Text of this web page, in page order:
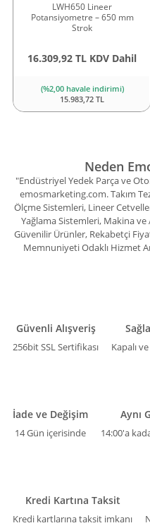
LWH650 Lineer
Potansiyometre – 650 mm
Strok
16.309,92 TL KDV Dahil
(%2,00 havale indirimi)
15.983,72 TL
Neden
"Endüstriyel Yedek Parça ve
emosmarketing.com. Takım
Ölçme Sistemleri, Lineer
Yağlama Sistemleri, Makina ve
Güvenilir Ürünler, Rekabetçi
Memnuniyeti Odaklı Hizmet
Güvenli Alışveriş
256bit SSL Sertifikası Kapalı
İade ve Değişim
14 Gün içerisinde
Aynı
14:00'a
Kredi Kartına Taksit
Kredi kartlarına taksit imkanı